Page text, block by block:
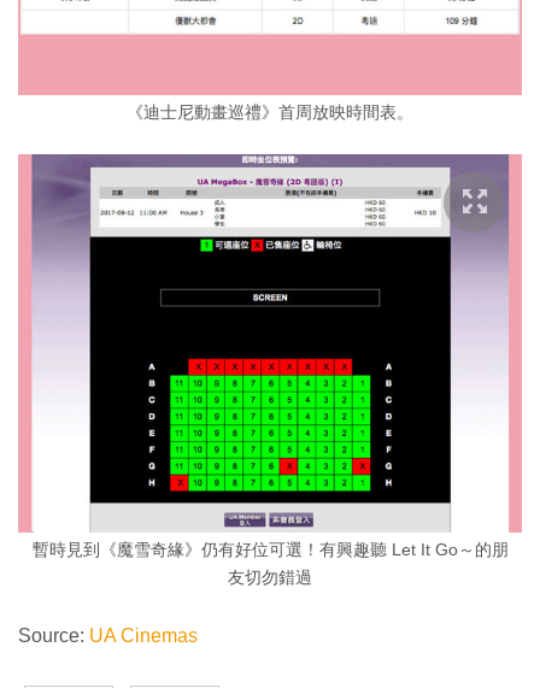
《迪士尼動畫巡禮》首周放映時間表。
暫時見到《魔雪奇緣》仍有好位可選！有興趣聽 Let It Go～的朋
友切勿錯過
Source: UA Cinemas